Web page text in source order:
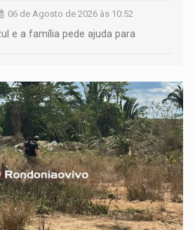
06 de Agosto de 2026 às 10:52
e a família pede ajuda para